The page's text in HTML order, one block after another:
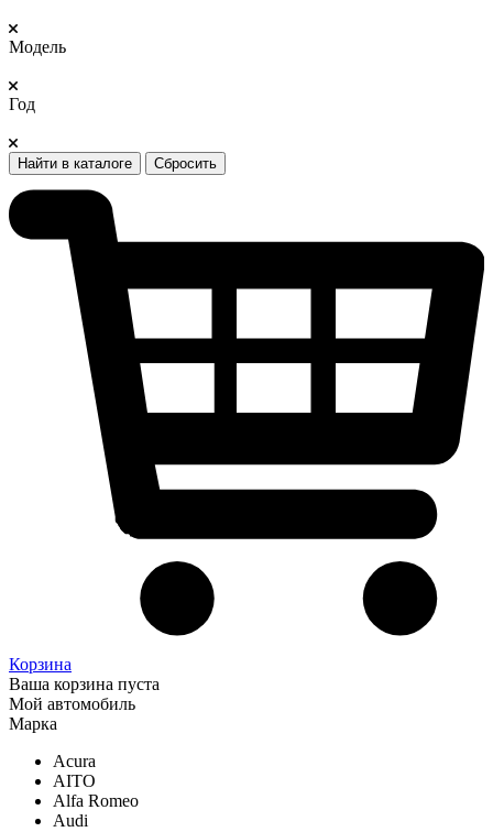
Модель
Год
Найти в каталоге Сбросить
Корзина
Ваша корзина пуста
Мой автомобиль
Марка
Acura
AITO
Alfa Romeo
Audi